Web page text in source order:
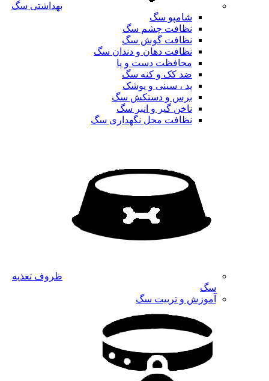
بهداشتی سگ
شامپو سگ
نظافت چشم سگ
نظافت گوش سگ
نظافت دهان و دندان سگ
محافظت دست و پا
ضد کک و کنه سگ
پد ، سینی و پوشک
برس و دستکش سگ
ناخن گیر و انبر سگ
نظافت محل نگهداری سگ
ظروف تغذیه
سگ
آموزش و تربیت سگ